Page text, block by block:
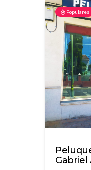
Populares
Gabriel